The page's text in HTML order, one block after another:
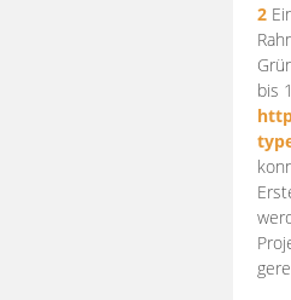
2
bis